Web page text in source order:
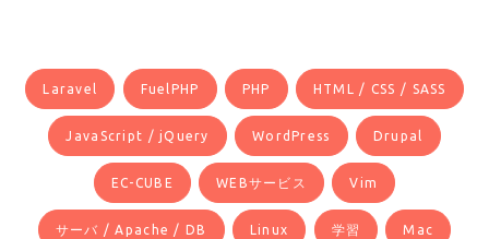
Laravel FuelPHP PHP HTML / CSS / SASS
JavaScript / jQuery WordPress Drupal
EC-CUBE WEBサービス Vim
サーバ / Apache / DB Linux 学習 Mac